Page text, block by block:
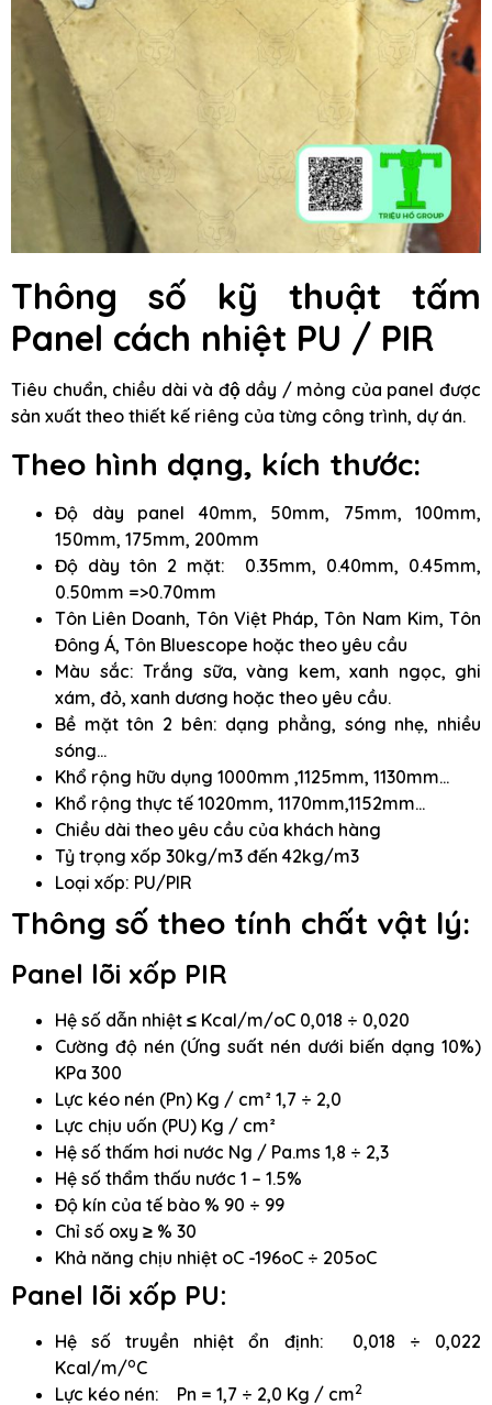
Thông số kỹ thuật tấm
Panel cách nhiệt PU / PIR
Tiêu chuẩn, chiều dài và độ dầy / mỏng của panel được
sản xuất theo thiết kế riêng của từng công trình, dự án.
Theo hình dạng, kích thước:
Độ dày panel 40mm, 50mm, 75mm, 100mm,
150mm, 175mm, 200mm
Độ dày tôn 2 mặt: 0.35mm, 0.40mm, 0.45mm,
0.50mm =>0.70mm
Tôn Liên Doanh, Tôn Việt Pháp, Tôn Nam Kim, Tôn
Đông Á, Tôn Bluescope hoặc theo yêu cầu
Màu sắc: Trắng sữa, vàng kem, xanh ngọc, ghi
xám, đỏ, xanh dương hoặc theo yêu cầu.
Bề mặt tôn 2 bên: dạng phẳng, sóng nhẹ, nhiều
sóng…
Khổ rộng hữu dụng 1000mm ,1125mm, 1130mm…
Khổ rộng thực tế 1020mm, 1170mm,1152mm…
Chiều dài theo yêu cầu của khách hàng
Tỷ trọng xốp 30kg/m3 đến 42kg/m3
Loại xốp: PU/PIR
Thông số theo tính chất vật lý:
Panel lõi xốp PIR
Hệ số dẫn nhiệt ≤ Kcal/m/oC 0,018 ÷ 0,020
Cường độ nén (Ứng suất nén dưới biến dạng 10%)
KPa 300
Lực kéo nén (Pn) Kg / cm² 1,7 ÷ 2,0
Lực chịu uốn (PU) Kg / cm²
Hệ số thấm hơi nước Ng / Pa.ms 1,8 ÷ 2,3
Hệ số thẩm thấu nước 1 – 1.5%
Độ kín của tế bào % 90 ÷ 99
Chỉ số oxy ≥ % 30
Khả năng chịu nhiệt oC -196oC ÷ 205oC
Panel lõi xốp PU:
Hệ số truyền nhiệt ổn định: 0,018 ÷ 0,022
Kcal/m/oC
Lực kéo nén: Pn = 1,7 ÷ 2,0 Kg / cm2